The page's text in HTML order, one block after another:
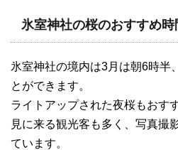
氷室神社の桜のおすすめ時
氷室神社の境内は3月は朝6時半
とができます。
ライトアップされた夜桜もおす
見に来る観光客も多く、写真撮
ています。